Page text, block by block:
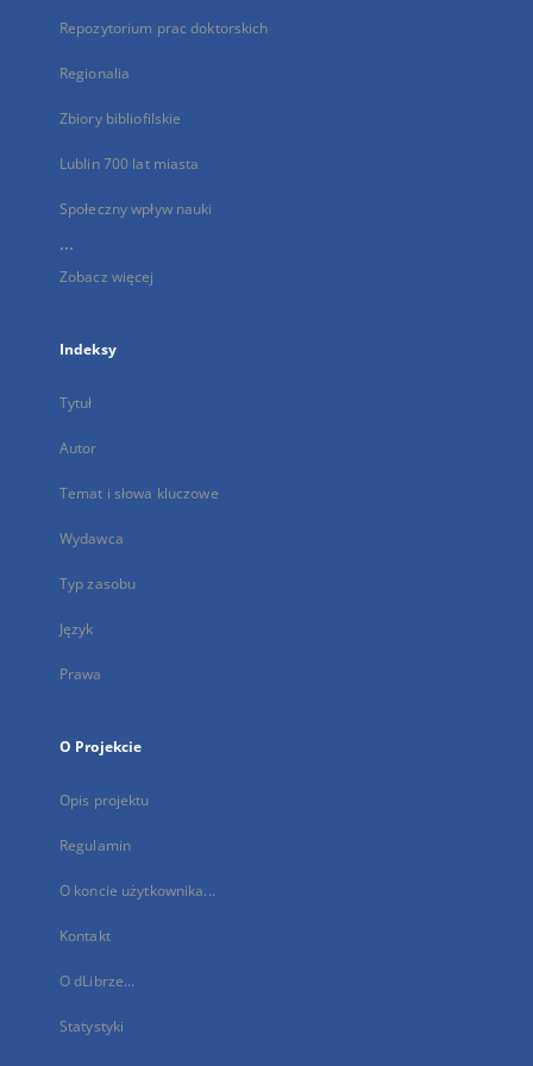
Repozytorium prac doktorskich
Regionalia
Zbiory bibliofilskie
Lublin 700 lat miasta
Społeczny wpływ nauki
...
Zobacz więcej
Indeksy
Tytuł
Autor
Temat i słowa kluczowe
Wydawca
Typ zasobu
Język
Prawa
O Projekcie
Opis projektu
Regulamin
O koncie użytkownika...
Kontakt
O dLibrze...
Statystyki